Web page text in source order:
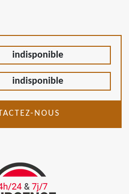
indisponible
indisponible
NOUS